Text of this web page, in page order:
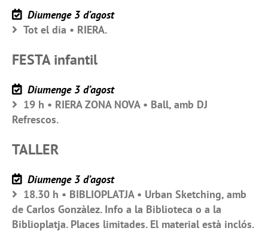
Diumenge 3 d’agost
Tot el dia • RIERA.
FESTA infantil
Diumenge 3 d’agost
19 h • RIERA ZONA NOVA • Ball, amb DJ
Refrescos.
TALLER
Diumenge 3 d’agost
18.30 h • BIBLIOPLATJA • Urban Sketching, amb
de Carlos Gonzàlez. Info a la Biblioteca o a la
Biblioplatja. Places limitades. El material està inclós.